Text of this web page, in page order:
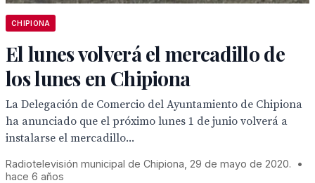
CHIPIONA
El lunes volverá el mercadillo de
los lunes en Chipiona
La Delegación de Comercio del Ayuntamiento de Chipiona
ha anunciado que el próximo lunes 1 de junio volverá a
instalarse el mercadillo...
Radiotelevisión municipal de Chipiona, 29 de mayo de 2020.
•
hace 6 años